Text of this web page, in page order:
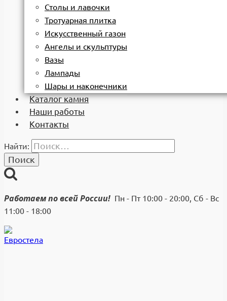
Столы и лавочки
Тротуарная плитка
Искусственный газон
Ангелы и скульптуры
Вазы
Лампады
Шары и наконечники
Каталог камня
Наши работы
Контакты
Найти:
Работаем по всей России! Пн - Пт 10:00 - 20:00, Сб - Вс
11:00 - 18:00